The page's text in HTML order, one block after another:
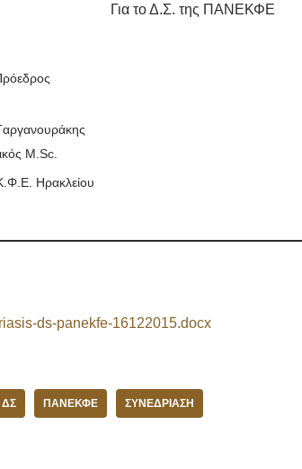
Για το Δ.Σ. της ΠΑΝΕΚΦΕ
M.Sc.
Ηρακλείου
ds-panekfe-16122015.docx
ΔΣ ΠΑΝΕΚΦΕ ΣΥΝΕΔΡΊΑΣΗ